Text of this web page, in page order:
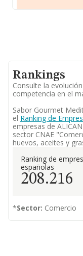
Rankings
Consulte la
competencia en el
Sabor Gourmet
el Ranking de
empresas de
sector CNAE
huevos, aceites y
Ranking de
españolas
208.216
*Sector: Comercio